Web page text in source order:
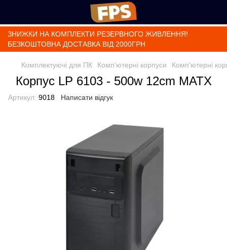
ЗНИЖКИ НА КОМПЛЕКТИ РЕЗЕРВНОГО ЖИВЛЕННЯ!
БЕЗКОШТОВНА ДОСТАВКА ВІД 2000ГРН
Комплектуючі для ПК Комп'ютерні корпуси Комп'ютерні
Корпус LP 6103 - 500w 12cm MATX
Артикул: 9018 Написати відгук